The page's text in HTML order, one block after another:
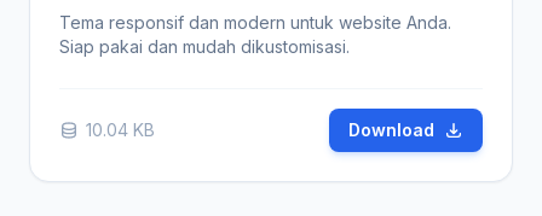
Tema responsif dan modern untuk website Anda.
Siap pakai dan mudah dikustomisasi.
10.04 KB Download